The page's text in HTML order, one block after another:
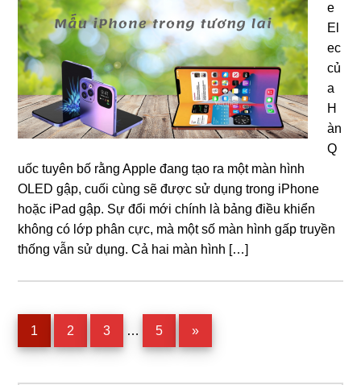
e
El
ec
củ
a
H
àn
Q
uốc tuyên bố rằng Apple đang tạo ra một màn hình
OLED gập, cuối cùng sẽ được sử dụng trong iPhone
hoặc iPad gập. Sự đổi mới chính là bảng điều khiển
không có lớp phân cực, mà một số màn hình gấp truyền
thống vẫn sử dụng. Cả hai màn hình […]
Page
1 Page
2 Page
3
Interim
… Page
5 »